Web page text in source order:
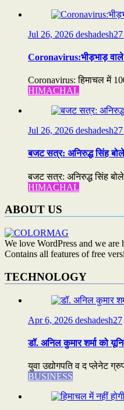
Jul 26, 2026 deshadesh27
Coronavirus:भीड़भाड़
Coronavirus: हिमाचल में
HIMACHAL
Jul 26, 2026 deshadesh27
बजट सत्र: अनिरुद्ध सिंह
बजट सत्र: अनिरुद्ध सिंह
HIMACHAL
ABOUT US
We love WordPress and we
Contains all features of free
TECHNOLOGY
Apr 6, 2026 deshadesh27
डॉ. अनिल कुमार शर्मा को
युवा उद्योगपति व द प्लेनेट
BUSINESS